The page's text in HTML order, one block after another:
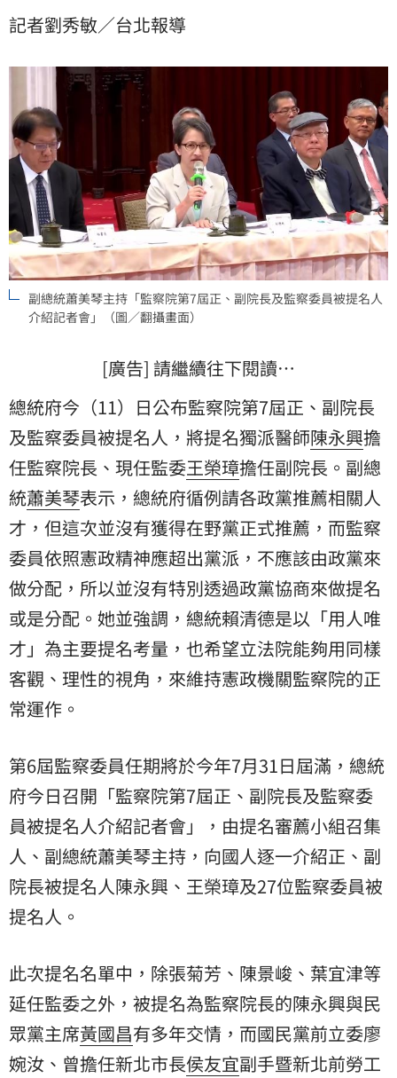
以並沒有特別透過政黨協商來做提名或是分配。她並強
法院能夠用同樣客觀理性的視角，維持憲政機關監察院
的正常運作。
記者劉秀敏／台北報導
副總統蕭美琴主持「監察院第7屆正、副院長及監察委員被提名人
介紹記者會」（圖／翻攝畫面）
[廣告] 請繼續往下閱讀…
總統府今（11）日公布監察院第7屆正、副院長
及監察委員被提名人，將提名獨派醫師陳永興擔
任監察院長、現任監委王榮璋擔任副院長。副總
統蕭美琴表示，總統府循例請各政黨推薦相關人
才，但這次並沒有獲得在野黨正式推薦，而監察
委員依照憲政精神應超出黨派，不應該由政黨來
做分配，所以並沒有特別透過政黨協商來做提名
或是分配。她並強調，總統賴清德是以「用人唯
才」為主要提名考量，也希望立法院能夠用同樣
客觀、理性的視角，來維持憲政機關監察院的正
常運作。
第6屆監察委員任期將於今年7月31日屆滿，總統
府今日召開「監察院第7屆正、副院長及監察委
員被提名人介紹記者會」，由提名審薦小組召集
人、副總統蕭美琴主持，向國人逐一介紹正、副
院長被提名人陳永興、王榮璋及27位監察委員被
提名人。
此次提名名單中，除張菊芳、陳景峻、葉宜津等
延任監委之外，被提名為監察院長的陳永興與民
眾黨主席黃國昌有多年交情，而國民黨前立委廖
婉汝 、曾擔任新北市長侯友宜副手暨新北前勞工